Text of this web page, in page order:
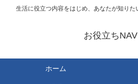
生活に役立つ内容をはじめ、あなたが知りた
お役立ち
ホーム